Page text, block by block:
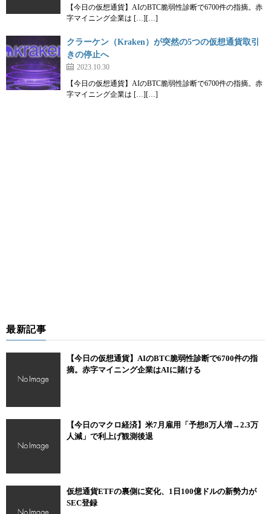
【今日の仮想通貨】AIのBTC脆弱性診断で6700件の指摘。赤
字マイニング企業は […][…]
クラーケン（Kraken）が突然の5つの仮想通貨取引
きの停止へ
2023.10.30
【今日の仮想通貨】AIのBTC脆弱性診断で6700件の指摘。赤
字マイニング企業は […][…]
最新記事
【今日の仮想通貨】AIのBTC脆弱性診断で6700件の指
摘。赤字マイニング企業はAIに賭ける
【今日のマクロ経済】米7月雇用「予想8万人増→2.3万
人減」で利上げ観測後退
仮想通貨ETFの裏側に変化、1日100億ドルの新勢力が
SEC登録